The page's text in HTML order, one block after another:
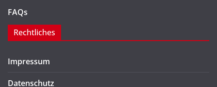
FAQs
Rechtliches
Impressum
Datenschutz